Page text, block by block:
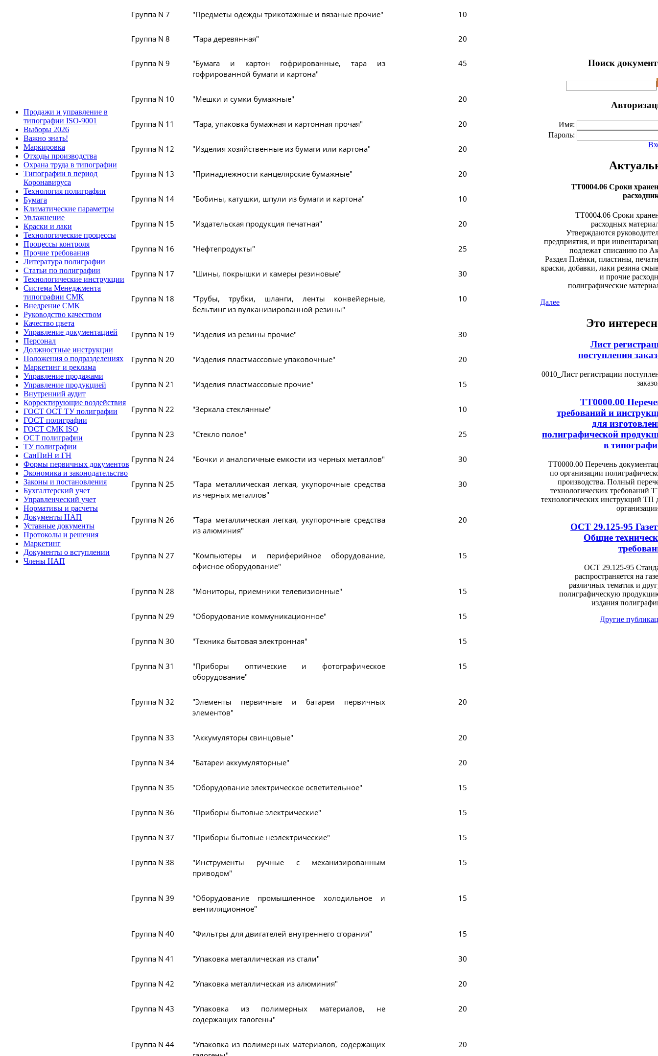
Продажи и управление в
типографии ISO-9001
Выборы 2026
Важно знать!
Маркировка
Отходы производства
Охрана труда в типографии
Типографии в период
Коронавируса
Технология полиграфии
Бумага
Климатические параметры
Увлажнение
Краски и лаки
Технологические процессы
Процессы контроля
Прочие требования
Литература полиграфии
Статьи по полиграфии
Технологические инструкции
Система Менеджмента
типографии СМК
Внедрение СМК
Руководство качеством
Качество цвета
Управление документацией
Персонал
Должностные инструкции
Положения о подразделениях
Маркетинг и реклама
Управление продажами
Управление продукцией
Внутренний аудит
Корректирующие воздействия
ГОСТ ОСТ ТУ полиграфии
ГОСТ полиграфии
ГОСТ СМК ISO
ОСТ полиграфии
ТУ полиграфии
СанПиН и ГН
Формы первичных документов
Экономика и законодательство
Законы и постановления
Бухгалтерский учет
Управленческий учет
Нормативы и расчеты
Документы НАП
Уставные документы
Протоколы и решения
Маркетинг
Документы о вступлении
Члены НАП
Группа N 7 "Предметы одежды трикотажные и вязаные прочие" 10
Группа N 8 "Тара деревянная" 20
Группа N 9
"Бумага и картон гофрированные, тара из
гофрированной бумаги и картона"
45
Группа N 10 "Мешки и сумки бумажные" 20
Группа N 11 "Тара, упаковка бумажная и картонная прочая" 20
Группа N 12 "Изделия хозяйственные из бумаги или картона" 20
Группа N 13 "Принадлежности канцелярские бумажные" 20
Группа N 14 "Бобины, катушки, шпули из бумаги и картона" 10
Группа N 15 "Издательская продукция печатная" 20
Группа N 16 "Нефтепродукты" 25
Группа N 17 "Шины, покрышки и камеры резиновые" 30
Группа N 18
"Трубы, трубки, шланги, ленты конвейерные,
бельтинг из вулканизированной резины"
10
Группа N 19 "Изделия из резины прочие" 30
Группа N 20 "Изделия пластмассовые упаковочные" 20
Группа N 21 "Изделия пластмассовые прочие" 15
Группа N 22 "Зеркала стеклянные" 10
Группа N 23 "Стекло полое" 25
Группа N 24 "Бочки и аналогичные емкости из черных металлов" 30
Группа N 25
"Тара металлическая легкая, укупорочные средства
из черных металлов"
30
Группа N 26
"Тара металлическая легкая, укупорочные средства
из алюминия"
20
Группа N 27
"Компьютеры и периферийное оборудование,
офисное оборудование"
15
Группа N 28 "Мониторы, приемники телевизионные" 15
Группа N 29 "Оборудование коммуникационное" 15
Группа N 30 "Техника бытовая электронная" 15
Группа N 31
"Приборы оптические и фотографическое
оборудование"
15
Группа N 32
"Элементы первичные и батареи первичных
элементов"
20
Группа N 33 "Аккумуляторы свинцовые" 20
Группа N 34 "Батареи аккумуляторные" 20
Группа N 35 "Оборудование электрическое осветительное" 15
Группа N 36 "Приборы бытовые электрические" 15
Группа N 37 "Приборы бытовые неэлектрические" 15
Группа N 38
"Инструменты ручные с механизированным
приводом"
15
Группа N 39
"Оборудование промышленное холодильное и
вентиляционное"
15
Группа N 40 "Фильтры для двигателей внутреннего сгорания" 15
Группа N 41 "Упаковка металлическая из стали" 30
Группа N 42 "Упаковка металлическая из алюминия" 20
Группа N 43
"Упаковка из полимерных материалов, не
содержащих галогены"
20
Группа N 44
"Упаковка из полимерных материалов, содержащих
20
Поиск
Имя:
Пароль:
ТТ0004.06 Сроки
ТТ0004.06 Сроки
расходных
Утверждаются
предприятия, и при
подлежат списанию по
Раздел Плёнки, пластины,
краски, добавки, лаки резина
и прочие
полиграфические
Далее
Это
Лист
поступления
0010_Лист регистрации
ТТ0000.00
требований и
для
полиграфической
в
ТТ0000.00 Перечень
по организации
производства. Полный
технологических требований
технологических инструкций ТП
ОСТ 29.125-95
Общие
ОСТ 29.125-95
распространяется на
различных тематик и
полиграфическую
издания
Другие